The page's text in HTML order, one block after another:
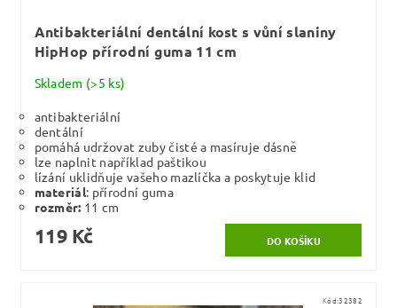
Antibakteriální dentální kost s vůní slaniny
HipHop přírodní guma 11 cm
Skladem (>5 ks)
antibakteriální
dentální
pomáhá udržovat zuby čisté a masíruje dásně
lze naplnit například paštikou
lízání uklidňuje vašeho mazlíčka a poskytuje klid
materiál: přírodní guma
rozměr: 11 cm
119 Kč
Kód:32382